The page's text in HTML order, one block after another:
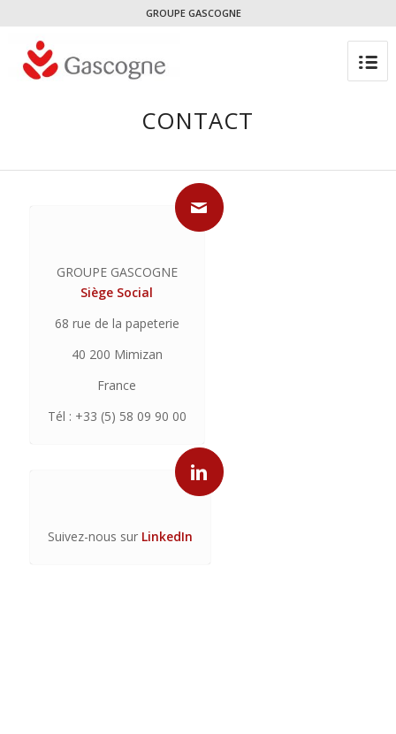
GROUPE GASCOGNE
CONTACT
GROUPE GASCOGNE
Siège Social
68 rue de la papeterie
40 200 Mimizan
France
Tél : +33 (5) 58 09 90 00
Suivez-nous sur LinkedIn